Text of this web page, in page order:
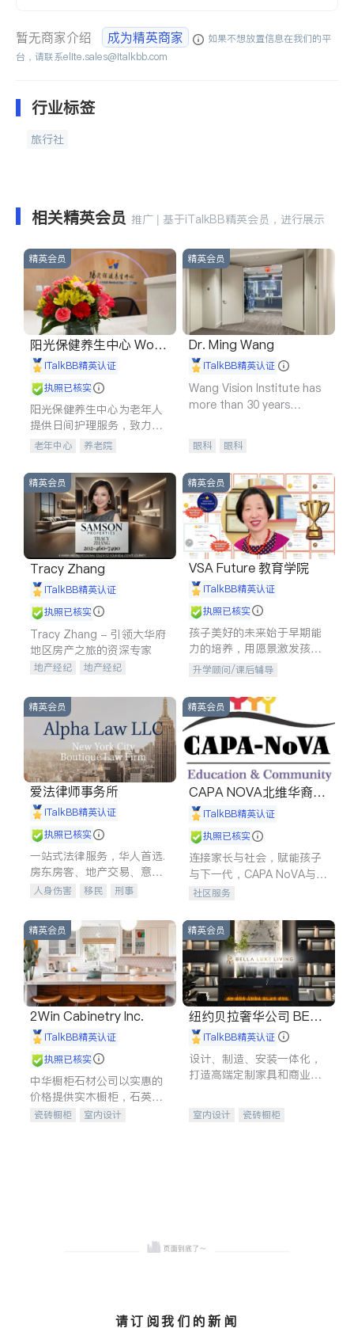
暂无商家介绍 成为精英商家
如果不想放置信息在我们的平
台，请联系elite.sales@italkbb.com
行业标签
旅行社
相关精英会员 推广 | 基于iTalkBB精英会员，进行展示
精英会员
阳光保健养生中心 World
shine
iTalkBB精英认证
执照已核实
阳光保健养生中心为老年人
提供日间护理服务，致力于
通过持续的护理创新来有效
老年中心 养老院
精英会员
Dr. Ming Wang
iTalkBB精英认证
Wang Vision Institute has
more than 30 years
眼科 眼科
精英会员
Tracy Zhang
iTalkBB精英认证
执照已核实
Tracy Zhang - 引领大华府
地区房产之旅的资深专家
地产经纪
地产经纪
商铺租售
精英会员
VSA Future 教育学院
iTalkBB精英认证
执照已核实
孩子美好的未来始于早期能
力的培养，用愿景激发孩子
的学习潜力和动力。理念：
拥有成长型心态是成功的基
石。
升学顾问/课后辅导
精英会员
爱法律师事务所
iTalkBB精英认证
执照已核实
一站式法律服务，华人首选.
房东房客、地产交易、意外
伤害、车祸重伤、商业诉
建筑合同、刑事案件全包办
人身伤害 移民
刑事
信托/遗嘱
商业
商标注册
索赔
律师-其它 保释
精英会员
CAPA NOVA北维华裔家
长会iTalkBB精英认证
执照已核实
连接家长与社会，赋能孩子
与下一代，CAPA NoVA与您
携手建设包容、公平、充满
社区服务
精英会员
2Win Cabinetry Inc.
iTalkBB精英认证
执照已核实
中华橱柜石材公司以实惠的
价格提供实木橱柜，石英石
台面，多种优质不锈钢水
瓷砖橱柜
室内设计
精英会员
纽约贝拉奢华公司 BELL
A LUXE
iTalkBB精英认证
设计、制造、安装一体化，
打造高端定制家具和商业空
室内设计
瓷砖橱柜
请订阅我们的新闻